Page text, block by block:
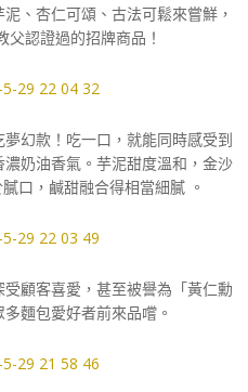
、杏仁可頌、古法可鬆來嘗鮮，
認證過的招牌商品！
幻款！ 吃一口，就能同時感受到
奶油香氣。芋泥甜度溫和，金沙
口，鹹甜融合得相當細膩 。
顧客喜愛，甚至被譽為「黃仁勳
麵包愛好者前來品嚐。